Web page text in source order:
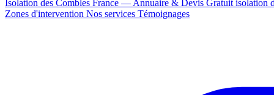
Isolation des Combles France — Annuaire & Devis Gratuit isolation
Zones d'intervention Nos services Témoignages